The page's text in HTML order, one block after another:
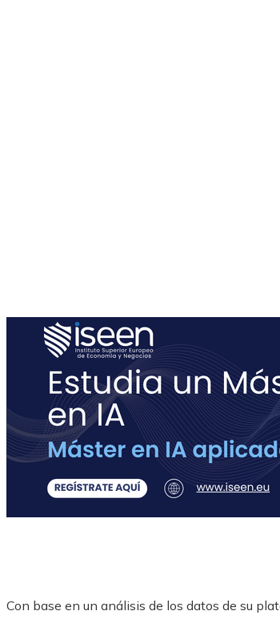
Con base en un análisis de los datos de su